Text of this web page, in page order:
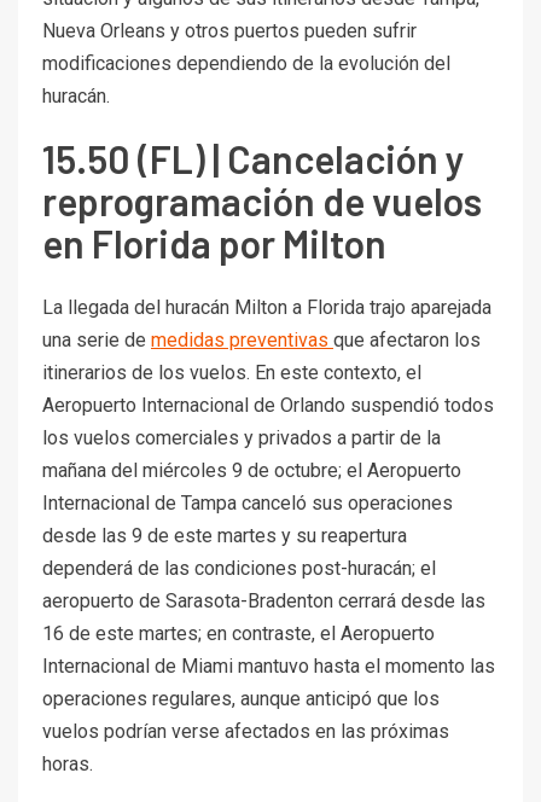
Nueva Orleans y otros puertos pueden sufrir
modificaciones dependiendo de la evolución del
huracán.
15.50 (FL) | Cancelación y
reprogramación de vuelos
en Florida por Milton
La llegada del huracán Milton a Florida trajo aparejada
una serie de medidas preventivas que afectaron los
itinerarios de los vuelos. En este contexto, el
Aeropuerto Internacional de Orlando suspendió todos
los vuelos comerciales y privados a partir de la
mañana del miércoles 9 de octubre; el Aeropuerto
Internacional de Tampa canceló sus operaciones
desde las 9 de este martes y su reapertura
dependerá de las condiciones post-huracán; el
aeropuerto de Sarasota-Bradenton cerrará desde las
16 de este martes; en contraste, el Aeropuerto
Internacional de Miami mantuvo hasta el momento las
operaciones regulares, aunque anticipó que los
vuelos podrían verse afectados en las próximas
horas.